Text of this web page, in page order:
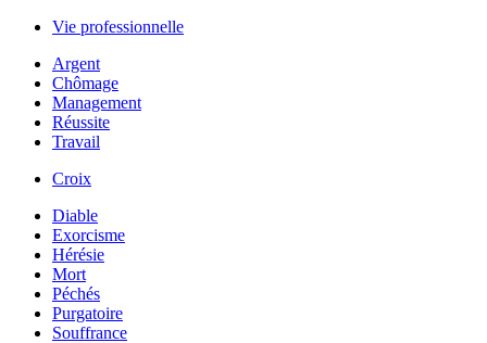
Vie professionnelle
Argent
Chômage
Management
Réussite
Travail
Croix
Diable
Exorcisme
Hérésie
Mort
Péchés
Purgatoire
Souffrance